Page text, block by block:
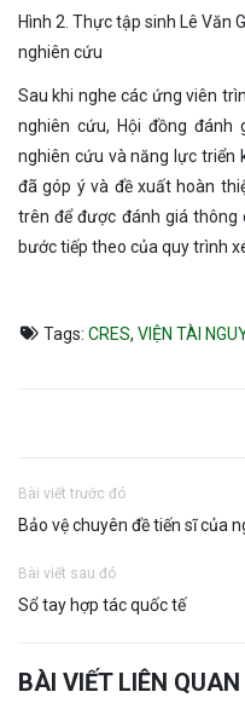
Hình 2. Thực tập sinh Lê Văn
nghiên cứu
Sau khi nghe các ứng viên
nghiên cứu, Hội đồng
nghiên cứu và năng lực triển
đã góp ý và đề xuất hoàn
trên để được đánh giá thông
bước tiếp theo của quy trình
Tags: CRES, VIỆN TÀI
Bài viết trước đó
Bảo vệ chuyên đề tiến sĩ của
Bài viết sau đó
Sổ tay hợp tác quốc tế
BÀI VIẾT LIÊN QUAN